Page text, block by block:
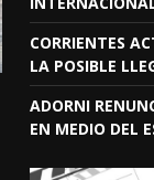
CORRIENTES
LA POSIBLE
ADORNI
EN MEDIO DEL